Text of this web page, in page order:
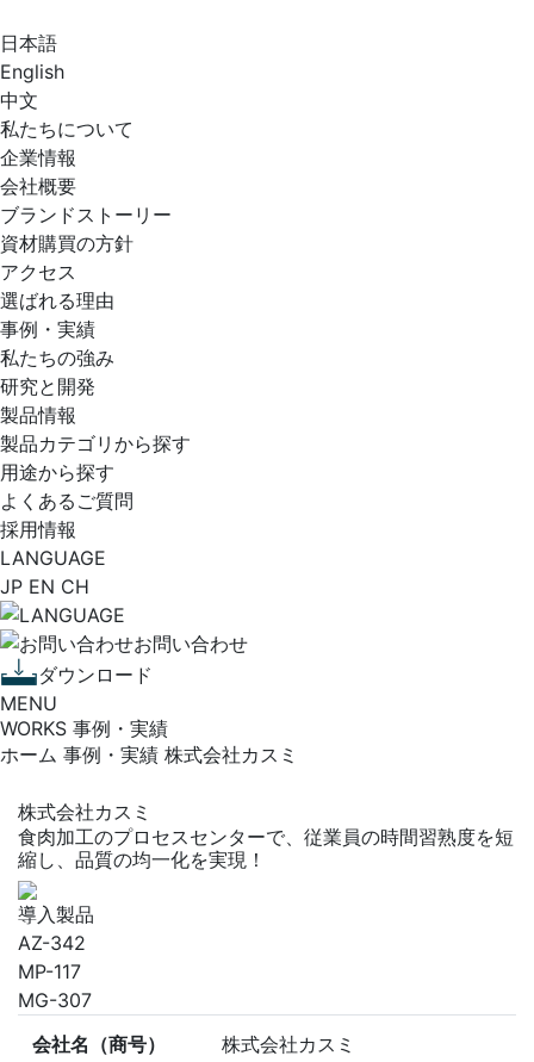
日本語
English
中文
私たちについて
企業情報
会社概要
ブランドストーリー
資材購買の方針
アクセス
選ばれる理由
事例・実績
私たちの強み
研究と開発
製品情報
製品カテゴリから探す
用途から探す
よくあるご質問
採用情報
LANGUAGE
JP EN CH
お問い合わせ
ダウンロード
MENU
WORKS 事例・実績
ホーム 事例・実績 株式会社カスミ
株式会社カスミ
食肉加工のプロセスセンターで、従業員の時間習熟度を短
縮し、品質の均一化を実現！
導入製品
AZ-342
MP-117
MG-307
会社名（商号）
株式会社カスミ